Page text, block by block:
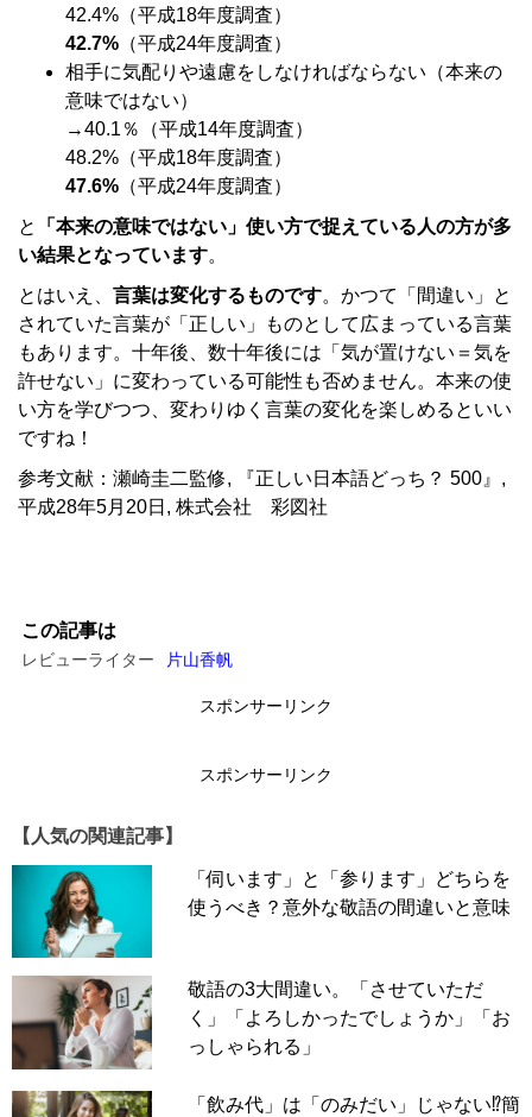
42.4%（平成18年度調査）
42.7% （平成24年度調査）
相手に気配りや遠慮をしなければならない（本来の
意味ではない）
→40.1％（平成14年度調査）
48.2%（平成18年度調査）
47.6% （平成24年度調査）
と
「本来の意味ではない」使い方で捉えている人の方が多
い結果となっています。
とはいえ、 言葉は変化するものです。かつて「間違い」と
されていた言葉が「正しい」ものとして広まっている言葉
もあります。十年後、数十年後には「気が置けない＝気を
許せない」に変わっている可能性も否めません。本来の使
い方を学びつつ、変わりゆく言葉の変化を楽しめるといい
ですね！
参考文献：瀬崎圭二監修, 『正しい日本語どっち？ 500』,
平成28年5月20日, 株式会社 彩図社
この記事は
レビューライター 片山香帆
スポンサーリンク
スポンサーリンク
【人気の関連記事】
「伺います」と「参ります」どちらを
使うべき？意外な敬語の間違いと意味
敬語の3大間違い。「させていただ
く」「よろしかったでしょうか」「お
っしゃられる」
「飲み代」は「のみだい」じゃない⁉簡